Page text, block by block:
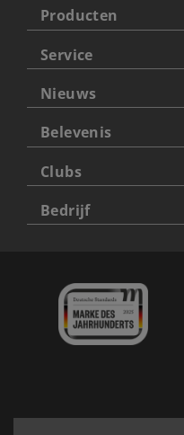
Producten
Service
Nieuws
Belevenis
Clubs
Bedrijf